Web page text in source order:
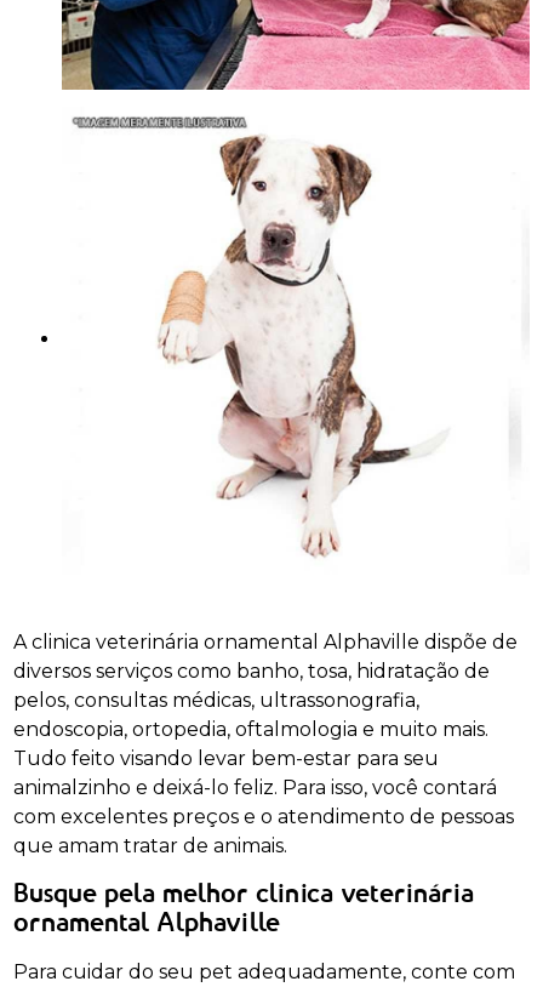
A clinica veterinária ornamental Alphaville dispõe de
diversos serviços como banho, tosa, hidratação de
pelos, consultas médicas, ultrassonografia,
endoscopia, ortopedia, oftalmologia e muito mais.
Tudo feito visando levar bem-estar para seu
animalzinho e deixá-lo feliz. Para isso, você contará
com excelentes preços e o atendimento de pessoas
que amam tratar de animais.
Busque pela melhor clinica veterinária
ornamental Alphaville
Para cuidar do seu pet adequadamente, conte com